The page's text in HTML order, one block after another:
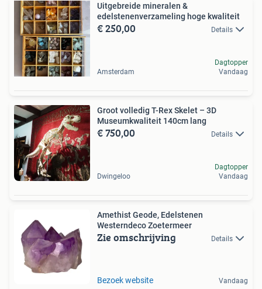
Uitgebreide mineralen &
edelstenenverzameling hoge kwaliteit
€ 250,00 Details
Amsterdam
Dagtopper
Vandaag
Groot volledig T-Rex Skelet – 3D
Museumkwaliteit 140cm lang
€ 750,00 Details
Dwingeloo
Dagtopper
Vandaag
Amethist Geode, Edelstenen
Westerndeco Zoetermeer
Zie omschrijving Details
Bezoek website Vandaag